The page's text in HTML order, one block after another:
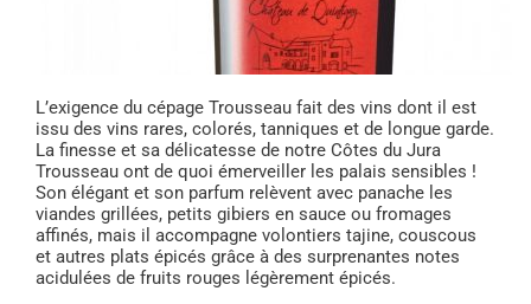
L’exigence du cépage Trousseau fait des vins dont il est
issu des vins rares, colorés, tanniques et de longue garde.
La finesse et sa délicatesse de notre Côtes du Jura
Trousseau ont de quoi émerveiller les palais sensibles !
Son élégant et son parfum relèvent avec panache les
viandes grillées, petits gibiers en sauce ou fromages
affinés, mais il accompagne volontiers tajine, couscous
et autres plats épicés grâce à des surprenantes notes
acidulées de fruits rouges légèrement épicés.